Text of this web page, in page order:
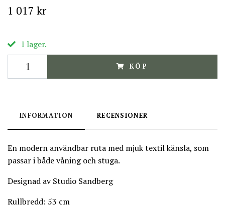
1 017 kr
I lager.
KÖP
INFORMATION RECENSIONER
En modern användbar ruta med mjuk textil känsla, som
passar i både våning och stuga.
Designad av Studio Sandberg
Rullbredd: 53 cm